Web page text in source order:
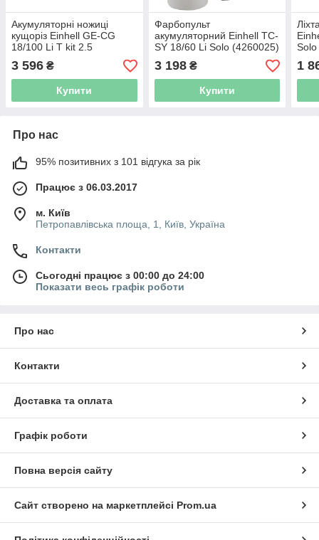
Акумуляторні ножиці
кущоріз Einhell GE-CG
18/100 Li T kit 2.5
[34101025]
3 596 ₴
Купити
Фарбопульт
акумуляторний Einhell TC-
SY 18/60 Li Solo (4260025)
3 198₴
Купити
1
Про нас
95% позитивних з 101 відгука за рік
Працює з 06.03.2017
м. Київ
Петропавлівська площа, 1, Київ, Україна
Контакти
Сьогодні працює з 00:00 до 24:00
Показати весь графік роботи
Про нас
Контакти
Доставка та оплата
Графік роботи
Повна версія сайту
Сайт створено на маркетплейсі Prom.ua